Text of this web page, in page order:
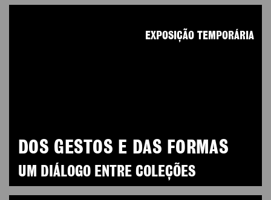
DOS GESTOS E DAS FORMAS
UM DIÁLOGO ENTRE COLEÇÕES
EXPOSIÇÃO TEMPORÁRIA